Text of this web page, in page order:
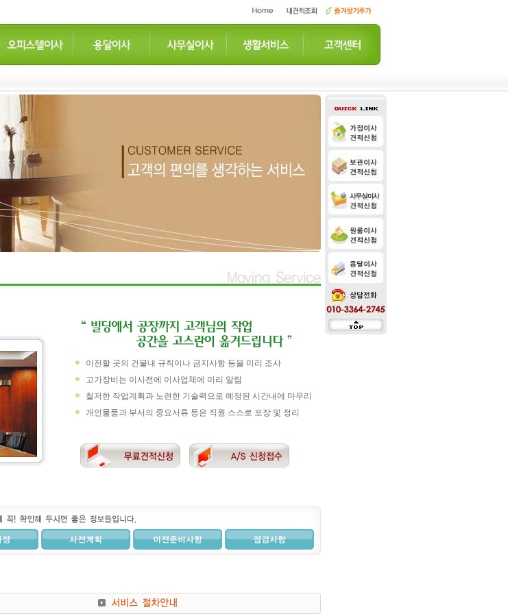
이전할 곳의 건물내 규칙이나 금지사항 등을 미리 조사
고가장비는 이사전에 이사업체에 미리 알림
철저한 작업계획과 노련한 기술력으로 예정된 시간내에 마무리
개인물품과 부서의 중요서류 등은 직원 스스로 포장 및 정리